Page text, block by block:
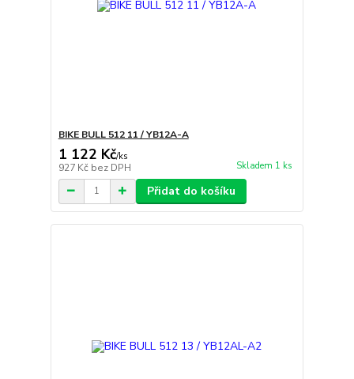
BIKE BULL 512 11 / YB12A-A
1 122 Kč/ks
927 Kč bez DPH Skladem 1 ks
Přidat do košíku